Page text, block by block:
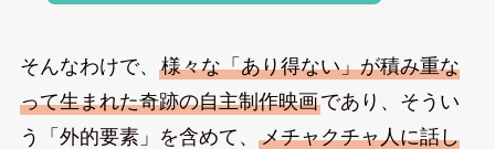
そんなわけで、 様々な「あり得ない」が積み重な
って生まれた奇跡の自主制作映画であり、そうい
う「外的要素」を含めて、 メチャクチャ人に話し